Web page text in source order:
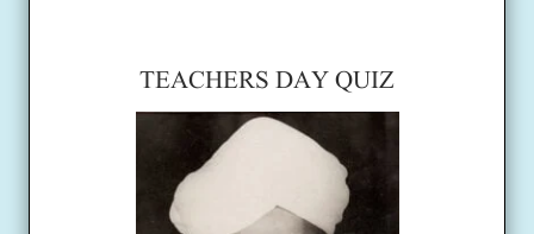
TEACHERS DAY QUIZ